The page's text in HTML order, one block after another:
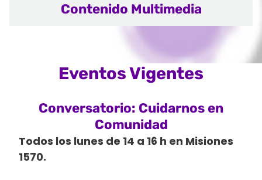
Contenido Multimedia
Eventos Vigentes
Conversatorio: Cuidarnos en
Comunidad
Todos los lunes de 14 a 16 h en Misiones
1570.